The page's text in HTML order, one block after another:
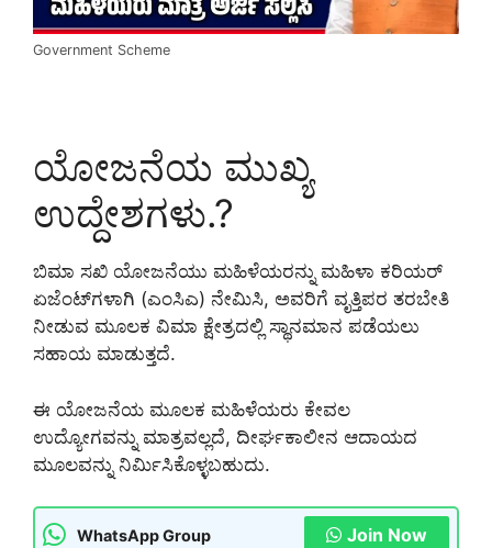
Government Scheme
ಯೋಜನೆಯ ಮುಖ್ಯ
ಉದ್ದೇಶಗಳು.?
ಬಿಮಾ ಸಖಿ ಯೋಜನೆಯು ಮಹಿಳೆಯರನ್ನು ಮಹಿಳಾ ಕರಿಯರ್
ಏಜೆಂಟ್‌ಗಳಾಗಿ (ಎಂಸಿಎ) ನೇಮಿಸಿ, ಅವರಿಗೆ ವೃತ್ತಿಪರ ತರಬೇತಿ
ನೀಡುವ ಮೂಲಕ ವಿಮಾ ಕ್ಷೇತ್ರದಲ್ಲಿ ಸ್ಥಾನಮಾನ ಪಡೆಯಲು
ಸಹಾಯ ಮಾಡುತ್ತದೆ.
ಈ ಯೋಜನೆಯ ಮೂಲಕ ಮಹಿಳೆಯರು ಕೇವಲ
ಉದ್ಯೋಗವನ್ನು ಮಾತ್ರವಲ್ಲದೆ, ದೀರ್ಘಕಾಲೀನ ಆದಾಯದ
ಮೂಲವನ್ನು ನಿರ್ಮಿಸಿಕೊಳ್ಳಬಹುದು.
WhatsApp Group Join Now